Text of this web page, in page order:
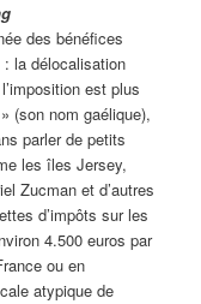
des bénéfices
la délocalisation
est plus
(son nom gaélique),
parler de petits
les îles Jersey,
Zucman et d’autres
d’impôts sur les
4.500 euros par
ou en
atypique de